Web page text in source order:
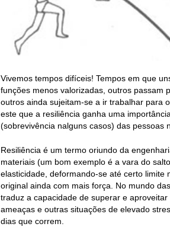
Vivemos tempos difíceis! Tempos em que
funções menos valorizadas, outros passam
outros ainda sujeitam-se a ir trabalhar para
este que a resiliência ganha uma
(sobrevivência nalguns casos) das pessoas
Resiliência é um termo oriundo da
materiais (um bom exemplo é a vara do
elasticidade, deformando-se até certo limite
original ainda com mais força. No mundo
traduz a capacidade de superar e
ameaças e outras situações de elevado
dias que correm.